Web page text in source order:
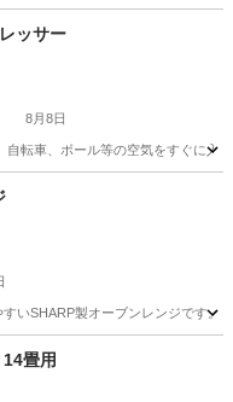
ッサー
8月8日
転車、ボール等の空気をすぐに
いSHARP製オーブンレンジです
SHARP
畳用